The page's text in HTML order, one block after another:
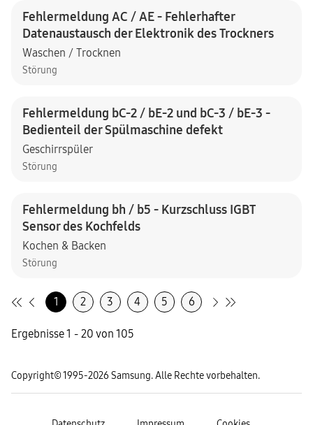
Fehlermeldung AC / AE - Fehlerhafter
Datenaustausch der Elektronik des Trockners
Waschen / Trocknen
Störung
Fehlermeldung bC-2 / bE-2 und bC-3 / bE-3 -
Bedienteil der Spülmaschine defekt
Geschirrspüler
Störung
Fehlermeldung bh / b5 - Kurzschluss IGBT
Sensor des Kochfelds
Kochen & Backen
Störung
1 2 3 4 5 6
Ergebnisse 1 - 20 von 105
Copyright© 1995-2026 Samsung. Alle Rechte vorbehalten.